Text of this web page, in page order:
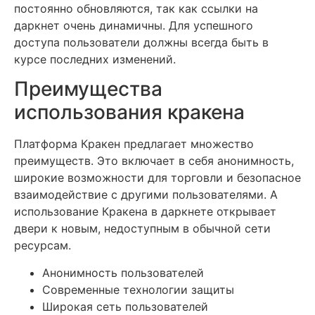
постоянно обновляются, так как ссылки на
даркнет очень динамичны. Для успешного
доступа пользователи должны всегда быть в
курсе последних изменений.
Преимущества
использования кракена
Платформа Кракен предлагает множество
преимуществ. Это включает в себя анонимность,
широкие возможности для торговли и безопасное
взаимодействие с другими пользователями. А
использование Кракена в даркнете открывает
двери к новым, недоступным в обычной сети
ресурсам.
Анонимность пользователей
Современные технологии защиты
Широкая сеть пользователей